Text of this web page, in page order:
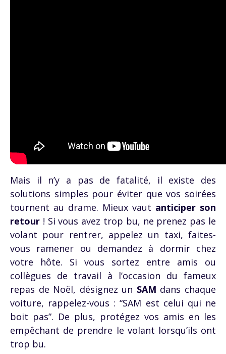
Mais il n’y a pas de fatalité, il existe des
solutions simples pour éviter que vos soirées
tournent au drame. Mieux vaut anticiper son
retour ! Si vous avez trop bu, ne prenez pas le
volant pour rentrer, appelez un taxi, faites-
vous ramener ou demandez à dormir chez
votre hôte. Si vous sortez entre amis ou
collègues de travail à l’occasion du fameux
repas de Noël, désignez un SAM dans chaque
voiture, rappelez-vous : “SAM est celui qui ne
boit pas”. De plus, protégez vos amis en les
empêchant de prendre le volant lorsqu’ils ont
trop bu.